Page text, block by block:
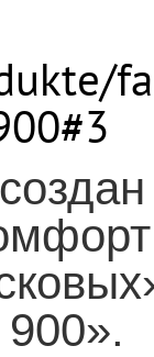
/
900».